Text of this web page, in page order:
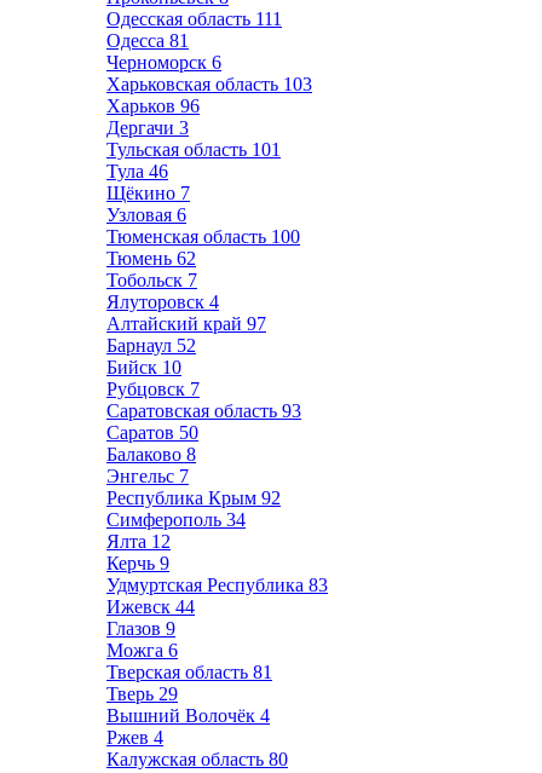
Одесская область 111
Одесса 81
Черноморск 6
Харьковская область 103
Харьков 96
Дергачи 3
Тульская область 101
Тула 46
Щёкино 7
Узловая 6
Тюменская область 100
Тюмень 62
Тобольск 7
Ялуторовск 4
Алтайский край 97
Барнаул 52
Бийск 10
Рубцовск 7
Саратовская область 93
Саратов 50
Балаково 8
Энгельс 7
Республика Крым 92
Симферополь 34
Ялта 12
Керчь 9
Удмуртская Республика 83
Ижевск 44
Глазов 9
Можга 6
Тверская область 81
Тверь 29
Вышний Волочёк 4
Ржев 4
Калужская область 80